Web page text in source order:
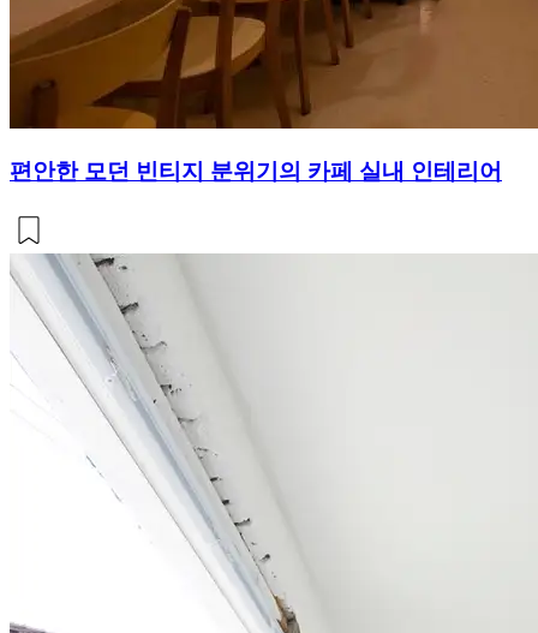
편안한 모던 빈티지 분위기의 카페 실내 인테리어